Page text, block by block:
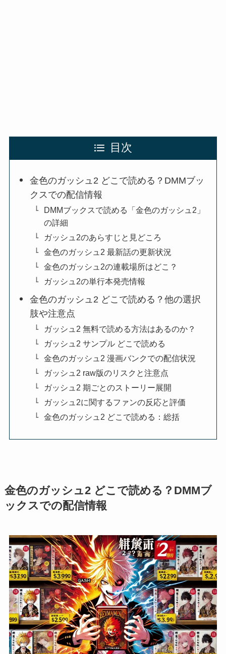
目次
金色のガッシュ2 どこで読める？DMMブッ
クスでの配信情報
DMMブックスで読める「金色のガッシュ2」
の詳細
ガッシュ2のあらすじと見どころ
金色のガッシュ2 最新話の更新状況
金色のガッシュ2の連載場所はどこ？
ガッシュ2の単行本発売情報
金色のガッシュ2 どこで読める？他の選択
肢や注意点
ガッシュ2 無料で読める方法はあるのか？
ガッシュ2 サンプル どこで読める
金色のガッシュ2 漫画バンクでの配信状況
ガッシュ2 raw版のリスクと注意点
ガッシュ2 期ごとのストーリー展開
ガッシュ2に関するファンの反応と評価
金色のガッシュ2 どこで読める：総括
金色のガッシュ2 どこで読める？DMMブ
ックスでの配信情報